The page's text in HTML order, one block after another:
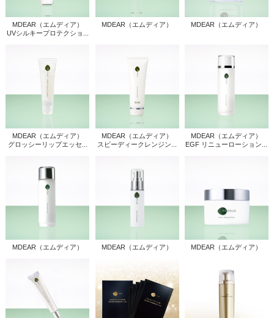
MDEAR（エムディア）
UVシルキープロテクショ...
MDEAR（エムディア） MDEAR（エムディア）
MDEAR（エムディア）
グロッシーリップエッセ...
MDEAR（エムディア）
スピーディークレンジン...
MDEAR（エムディア）
EGF リニューローション...
MDEAR（エムディア） MDEAR（エムディア） MDEAR（エムディア）